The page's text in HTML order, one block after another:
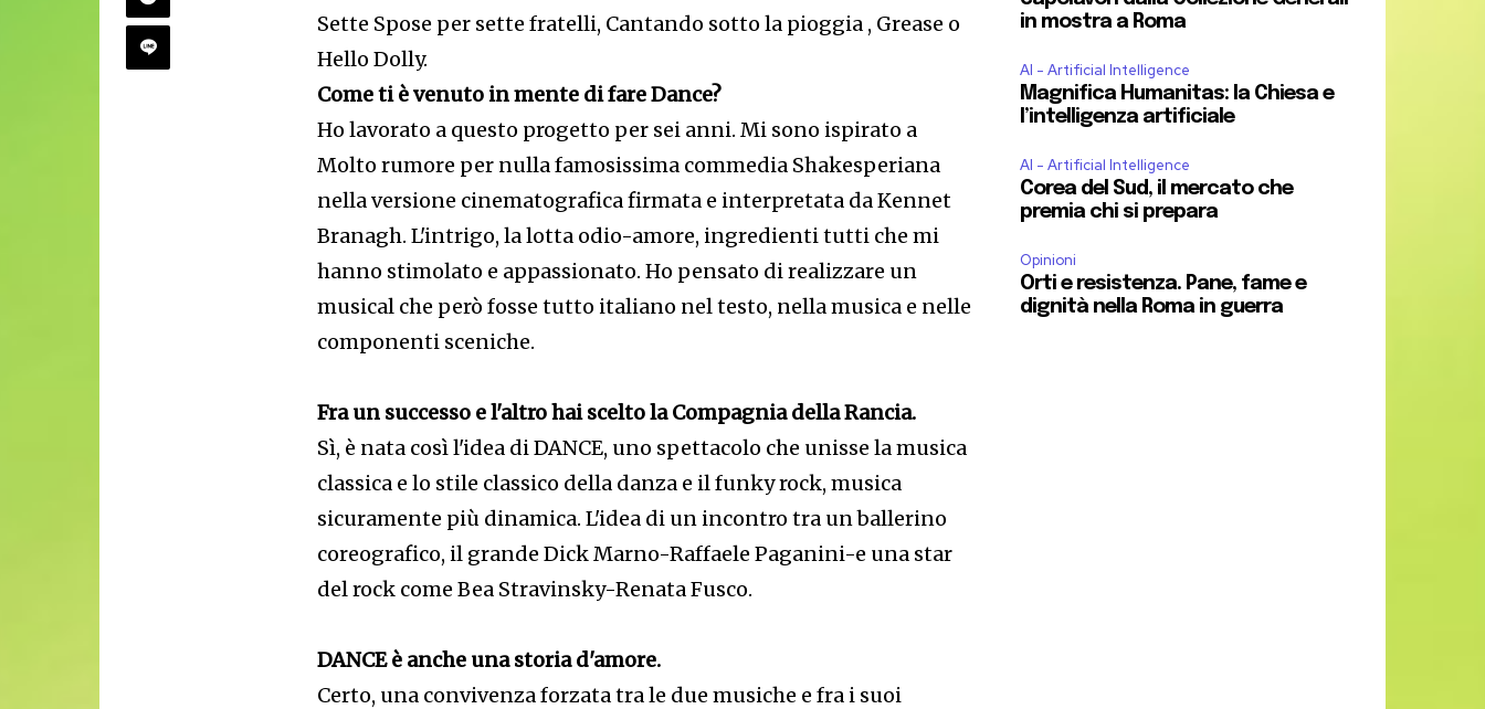
Sette Spose per sette fratelli, Cantando sotto la pioggia , Grease o
Hello Dolly.
Come ti è venuto in mente di fare Dance?
Ho lavorato a questo progetto per sei anni. Mi sono ispirato a
Molto rumore per nulla famosissima commedia Shakesperiana
nella versione cinematografica firmata e interpretata da Kennet
Branagh. L'intrigo, la lotta odio-amore, ingredienti tutti che mi
hanno stimolato e appassionato. Ho pensato di realizzare un
musical che però fosse tutto italiano nel testo, nella musica e nelle
componenti sceniche.
Fra un successo e l'altro hai scelto la Compagnia della Rancia.
Sì, è nata così l'idea di DANCE, uno spettacolo che unisse la musica
classica e lo stile classico della danza e il funky rock, musica
sicuramente più dinamica. L'idea di un incontro tra un ballerino
coreografico, il grande Dick Marno-Raffaele Paganini-e una star
del rock come Bea Stravinsky-Renata Fusco.
DANCE è anche una storia d'amore.
Certo, una convivenza forzata tra le due musiche e fra i suoi
in mostra a Roma
AI - Artificial Intelligence
Magnifica Humanitas: la Chiesa e
l’intelligenza artificiale
AI - Artificial Intelligence
Corea del Sud, il mercato che
premia chi si prepara
Opinioni
Orti e resistenza. Pane, fame e
dignità nella Roma in guerra